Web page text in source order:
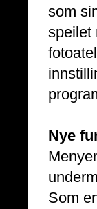
som
speilet
Nye
Som